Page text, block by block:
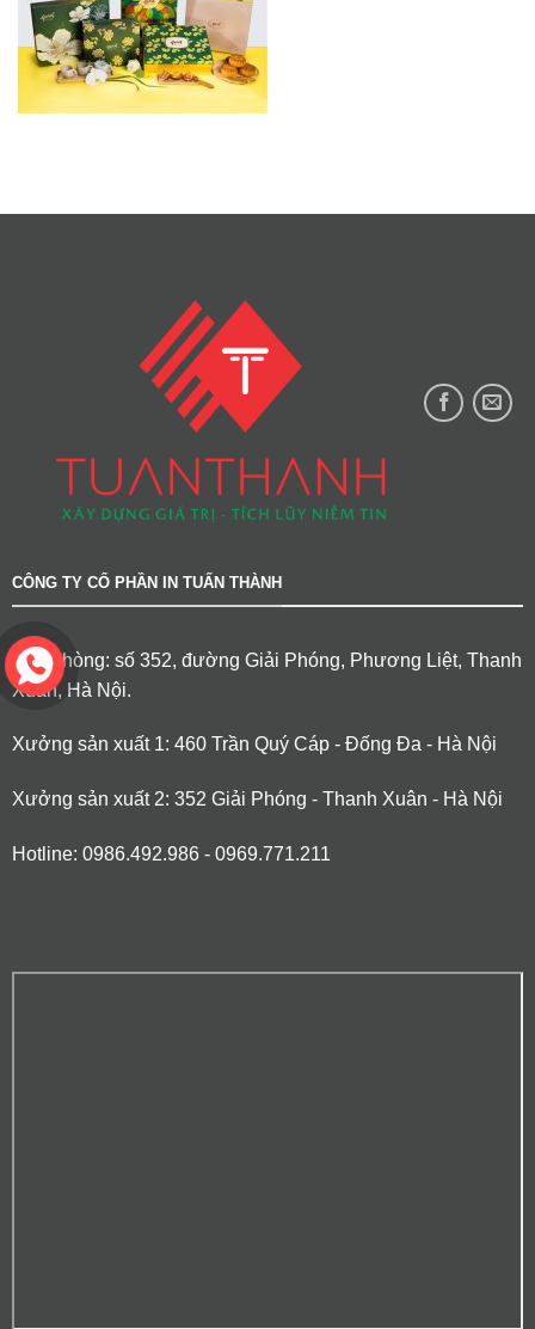
CÔNG TY CỔ PHẦN IN TUẤN THÀNH
Văn phòng: số 352, đường Giải Phóng, Phương Liệt, Thanh
Xuân, Hà Nội.
Xưởng sản xuất 1: 460 Trần Quý Cáp - Đống Đa - Hà Nội
Xưởng sản xuất 2: 352 Giải Phóng - Thanh Xuân - Hà Nội
Hotline: 0986.492.986 - 0969.771.211